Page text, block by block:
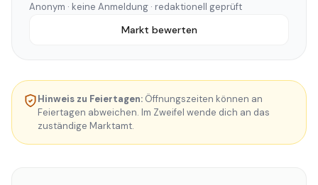
Anonym · keine Anmeldung · redaktionell geprüft
Markt bewerten
Hinweis zu Feiertagen: Öffnungszeiten können an
Feiertagen abweichen. Im Zweifel wende dich an das
zuständige Marktamt.